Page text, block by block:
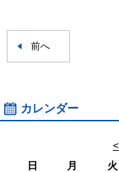
前へ
カレンダー
<
日
月 火